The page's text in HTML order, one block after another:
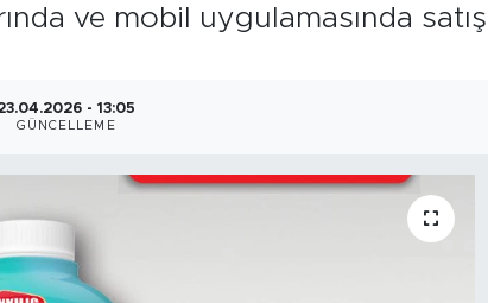
ve mobil uygulamasında
- 13:05
GÜNCELLEME